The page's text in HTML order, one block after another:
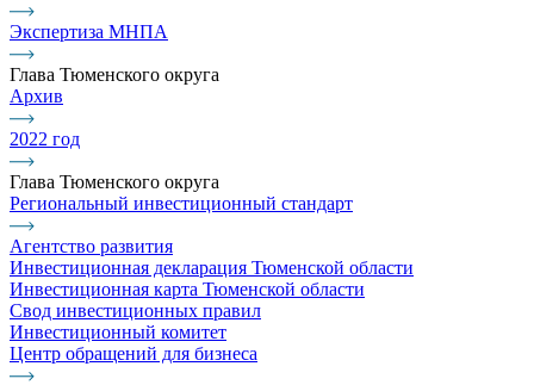
Экспертиза МНПА
Глава Тюменского округа
Архив
2022 год
Глава Тюменского округа
Региональный инвестиционный стандарт
Агентство развития
Инвестиционная декларация Тюменской области
Инвестиционная карта Тюменской области
Свод инвестиционных правил
Инвестиционный комитет
Центр обращений для бизнеса